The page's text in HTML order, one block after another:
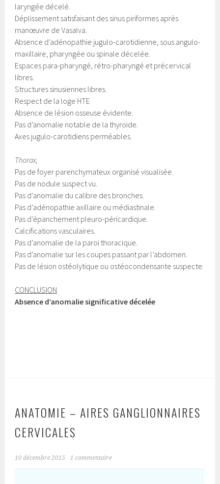
laryngée décelé.
Déplissement satisfaisant des sinus piriformes après
manœuvre de Vasalva.
Absence d’adénopathie jugulo-carotidienne, sous angulo-
maxillaire, pharyngée ou spinale décelée.
Espaces para-pharyngé, rétro-pharyngé et précervical
libres.
Structures sinusiennes libres.
Respect de la loge HTE
Absence de lésion osseuse évidente.
Pas d’anomalie notable de la thyroïde.
Axes jugulo-carotidiens perméables.
Thorax,
Pas de foyer parenchymateux organisé visualisée.
Pas de nodule suspect vu.
Pas d’anomalie du calibre des bronches.
Pas d’adénopathie axillaire ou médiastinale.
Pas d’épanchement pleuro-péricardique.
Calcifications vasculaires.
Pas d’anomalie de la paroi thoracique.
Pas d’anomalie sur les coupes passant par l’abdomen.
Pas de lésion ostéolytique ou ostéocondensante suspecte.
CONCLUSION
Absence d’anomalie significative décelée
ANATOMIE – AIRES GANGLIONNAIRES
CERVICALES
10 décembre 2015 1 commentaire